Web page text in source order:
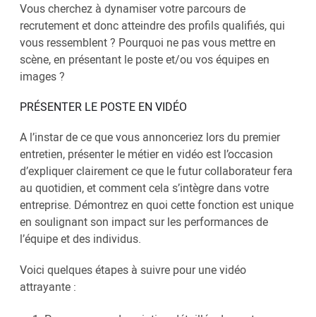
Vous cherchez à dynamiser votre parcours de
recrutement et donc atteindre des profils qualifiés, qui
vous ressemblent ? Pourquoi ne pas vous mettre en
scène, en présentant le poste et/ou vos équipes en
images ?
PRÉSENTER LE POSTE EN VIDÉO
A l’instar de ce que vous annonceriez lors du premier
entretien, présenter le métier en vidéo est l’occasion
d’expliquer clairement ce que le futur collaborateur fera
au quotidien, et comment cela s’intègre dans votre
entreprise. Démontrez en quoi cette fonction est unique
en soulignant son impact sur les performances de
l’équipe et des individus.
Voici quelques étapes à suivre pour une vidéo
attrayante :